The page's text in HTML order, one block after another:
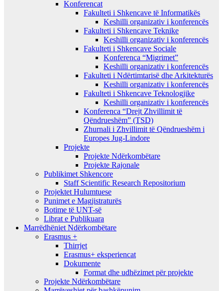
Konferencat
Fakulteti i Shkencave të Informatikës
Keshilli organizativ i konferencës
Fakulteti i Shkencave Teknike
Keshilli organizativ i konferencës
Fakulteti i Shkencave Sociale
Konferenca “Migrimet”
Keshilli organizativ i konferencës
Fakulteti i Ndërtimtarisë dhe Arkitekturës
Keshilli organizativ i konferencës
Fakulteti i Shkencave Teknologjike
Keshilli organizativ i konferencës
Konferenca “Drejt Zhvillimit të
Qëndrueshëm” (TSD)
Zhurnali i Zhvillimit të Qëndrueshëm i
Europes Jug-Lindore
Projekte
Projekte Ndërkombëtare
Projekte Rajonale
Publikimet Shkencore
Staff Scientific Research Repositorium
Projektet Hulumtuese
Punimet e Magjistraturës
Botime të UNT-së
Librat e Publikuara
Marrëdhëniet Ndërkombëtare
Erasmus +
Thirrjet
Erasmus+ eksperiencat
Dokumente
Format dhe udhëzimet për projekte
Projekte Ndërkombëtare